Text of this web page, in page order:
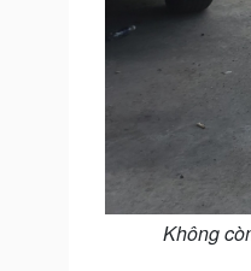
Không